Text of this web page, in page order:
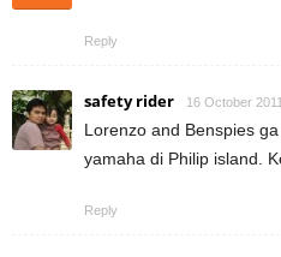
Reply
safety rider 16 October
Lorenzo and Benspies
yamaha di Philip island.
Reply